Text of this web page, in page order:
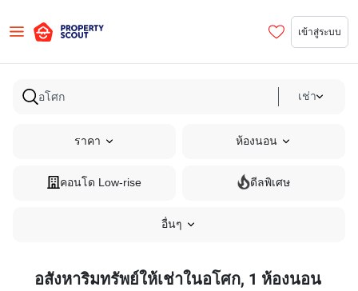
เข้าสู่ระบบ
เช่า
ราคา ห้องนอน
คอนโด Low-rise ดีลพิเศษ
อื่นๆ
อสังหาริมทรัพย์ให้เช่าในอโศก, 1 ห้องนอน